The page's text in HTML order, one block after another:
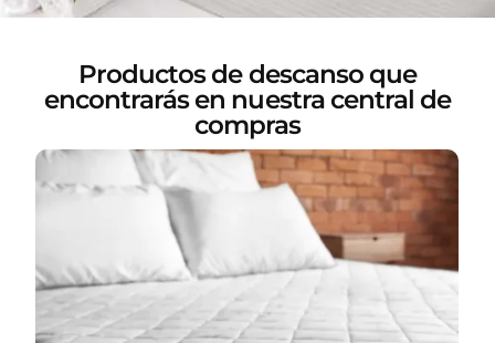
Productos de descanso que
encontrarás en nuestra central de
compras